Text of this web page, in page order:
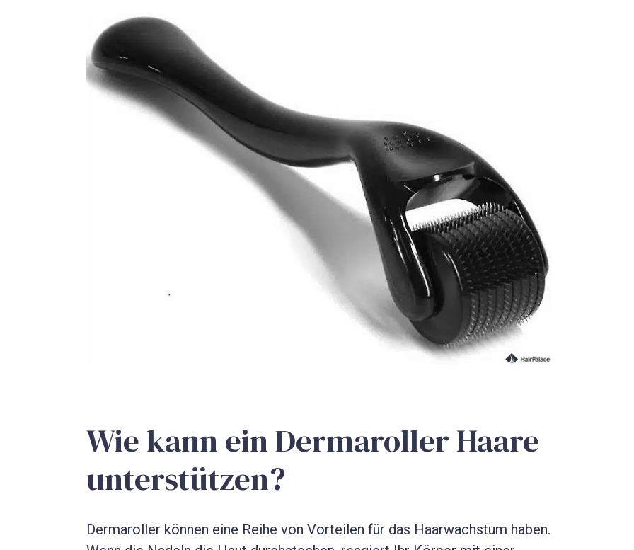
Wie kann ein Dermaroller Haare
unterstützen?
Dermaroller können eine Reihe von Vorteilen für das Haarwachstum haben.